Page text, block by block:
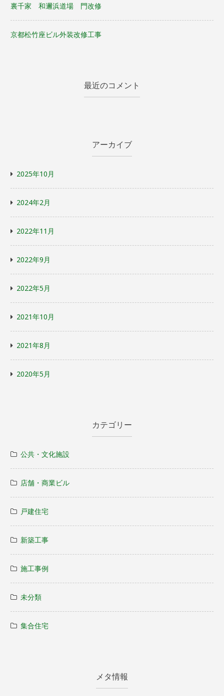
裏千家 和邇浜道場 門改修
京都松竹座ビル外装改修工事
最近のコメント
アーカイブ
2025年10月
2024年2月
2022年11月
2022年9月
2022年5月
2021年10月
2021年8月
2020年5月
カテゴリー
公共・文化施設
店舗・商業ビル
戸建住宅
新築工事
施工事例
未分類
集合住宅
メタ情報